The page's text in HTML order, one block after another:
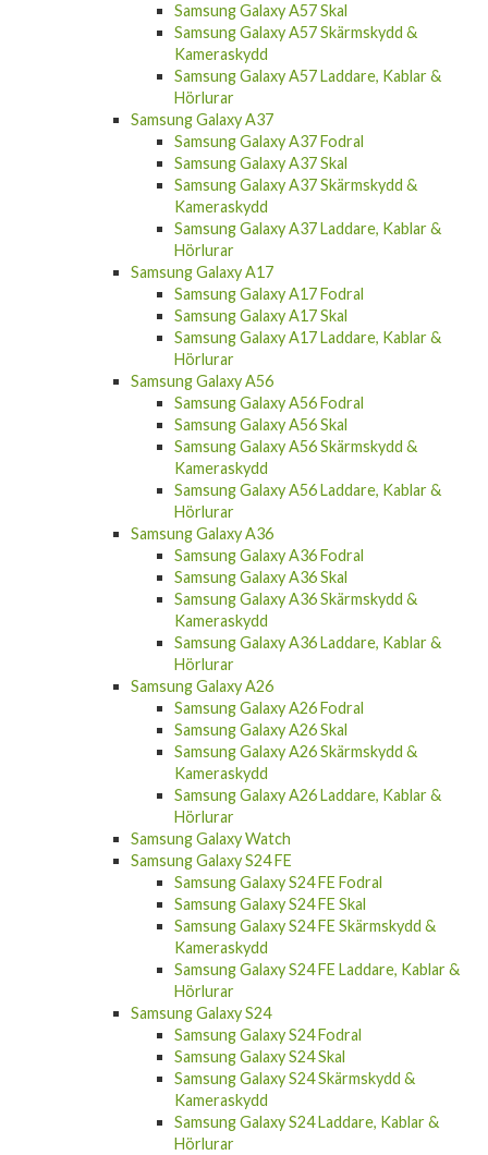
Samsung Galaxy A57 Skal
Samsung Galaxy A57 Skärmskydd &
Kameraskydd
Samsung Galaxy A57 Laddare, Kablar &
Hörlurar
Samsung Galaxy A37
Samsung Galaxy A37 Fodral
Samsung Galaxy A37 Skal
Samsung Galaxy A37 Skärmskydd &
Kameraskydd
Samsung Galaxy A37 Laddare, Kablar &
Hörlurar
Samsung Galaxy A17
Samsung Galaxy A17 Fodral
Samsung Galaxy A17 Skal
Samsung Galaxy A17 Laddare, Kablar &
Hörlurar
Samsung Galaxy A56
Samsung Galaxy A56 Fodral
Samsung Galaxy A56 Skal
Samsung Galaxy A56 Skärmskydd &
Kameraskydd
Samsung Galaxy A56 Laddare, Kablar &
Hörlurar
Samsung Galaxy A36
Samsung Galaxy A36 Fodral
Samsung Galaxy A36 Skal
Samsung Galaxy A36 Skärmskydd &
Kameraskydd
Samsung Galaxy A36 Laddare, Kablar &
Hörlurar
Samsung Galaxy A26
Samsung Galaxy A26 Fodral
Samsung Galaxy A26 Skal
Samsung Galaxy A26 Skärmskydd &
Kameraskydd
Samsung Galaxy A26 Laddare, Kablar &
Hörlurar
Samsung Galaxy Watch
Samsung Galaxy S24 FE
Samsung Galaxy S24 FE Fodral
Samsung Galaxy S24 FE Skal
Samsung Galaxy S24 FE Skärmskydd &
Kameraskydd
Samsung Galaxy S24 FE Laddare, Kablar &
Hörlurar
Samsung Galaxy S24
Samsung Galaxy S24 Fodral
Samsung Galaxy S24 Skal
Samsung Galaxy S24 Skärmskydd &
Kameraskydd
Samsung Galaxy S24 Laddare, Kablar &
Hörlurar